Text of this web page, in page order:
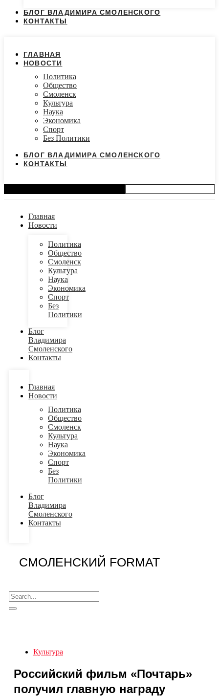
БЛОГ ВЛАДИМИРА СМОЛЕНСКОГО
КОНТАКТЫ
ГЛАВНАЯ
НОВОСТИ
Политика
Общество
Смоленск
Культура
Наука
Экономика
Спорт
Без Политики
БЛОГ ВЛАДИМИРА СМОЛЕНСКОГО
КОНТАКТЫ
Главная
Новости
Политика
Общество
Смоленск
Культура
Наука
Экономика
Спорт
Без
Политики
Блог
Владимира
Смоленского
Контакты
Главная
Новости
Политика
Общество
Смоленск
Культура
Наука
Экономика
Спорт
Без
Политики
Блог
Владимира
Смоленского
Контакты
СМОЛЕНСКИЙ FORMAT
Культура
Российский фильм «Почтарь»
получил главную награду